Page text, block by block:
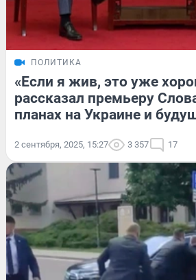
ПОЛИТИКА
«Если я жив, это уже
рассказал премьеру
планах на Украине и
2 сентября, 2025, 15:27 3 357 17